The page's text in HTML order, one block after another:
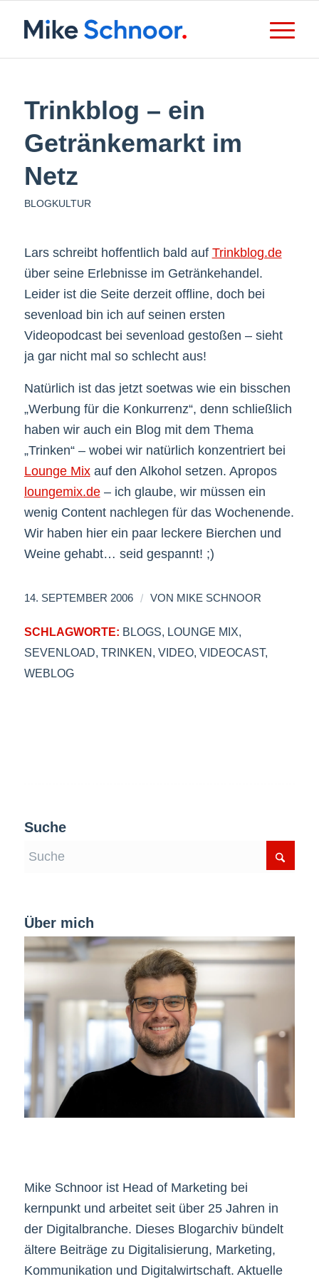
Trinkblog – ein
Getränkemarkt im
Netz
BLOGKULTUR
Lars schreibt hoffentlich bald auf Trinkblog.de
über seine Erlebnisse im Getränkehandel.
Leider ist die Seite derzeit offline, doch bei
sevenload bin ich auf seinen ersten
Videopodcast bei sevenload gestoßen – sieht
ja gar nicht mal so schlecht aus!
Natürlich ist das jetzt soetwas wie ein bisschen
„Werbung für die Konkurrenz“, denn schließlich
haben wir auch ein Blog mit dem Thema
„Trinken“ – wobei wir natürlich konzentriert bei
Lounge Mixauf den Alkohol setzen. Apropos
loungemix.de– ich glaube, wir müssen ein
wenig Content nachlegen für das Wochenende.
Wir haben hier ein paar leckere Bierchen und
Weine gehabt… seid gespannt! ;)
14. SEPTEMBER 2006 / VON MIKE SCHNOOR
SCHLAGWORTE: BLOGS, LOUNGE MIX,
SEVENLOAD, TRINKEN, VIDEO, VIDEOCAST,
WEBLOG
Suche
Über mich
Mike Schnoor ist Head of Marketing bei
kernpunkt und arbeitet seit über 25 Jahren in
der Digitalbranche. Dieses Blogarchiv bündelt
ältere Beiträge zu Digitalisierung, Marketing,
Kommunikation und Digitalwirtschaft. Aktuelle